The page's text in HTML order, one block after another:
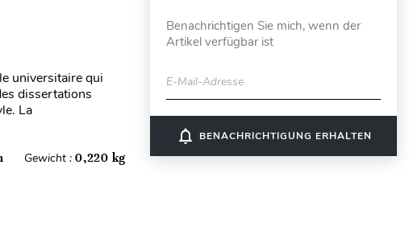
universitaire qui
dissertations
La
Gewicht :0,220 kg
Benachrichtigen Sie mich, wenn der
Artikel verfügbar ist
E-Mail-Adresse
notifications_none BENACHRICHTIGUNG ERHALTEN